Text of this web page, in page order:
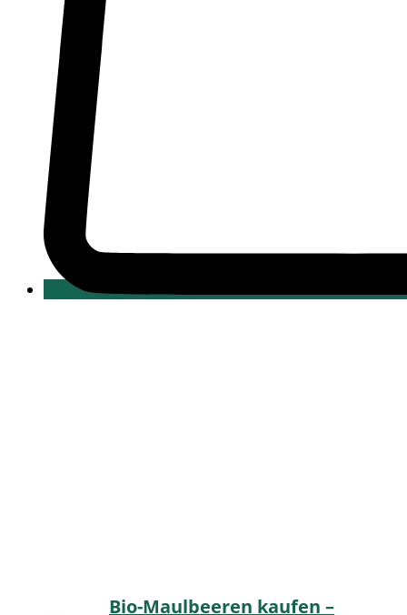
Bio-Maulbeeren kaufen –